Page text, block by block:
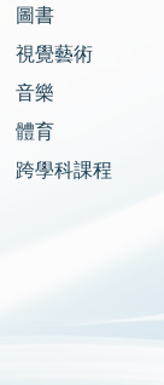
圖書
視覺藝術
音樂
體育
跨學科課程